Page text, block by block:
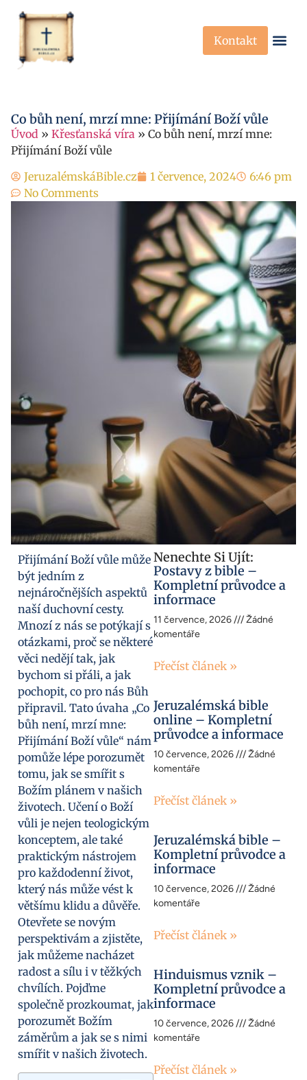
Kontakt
Co bůh není, mrzí mne: Přijímání Boží vůle
Úvod » Křesťanská víra » Co bůh není, mrzí mne:
Přijímání Boží vůle
JeruzalémskáBible.cz
1 července, 2024
6:46 pm
No Comments
Přijímání Boží vůle může
být jedním z
nejnáročnějších aspektů
naší duchovní cesty.
Mnozí z nás se potýkají s
otázkami, proč se některé
věci nedějí tak, jak
bychom si přáli, a jak
pochopit, co pro nás Bůh
připravil. Tato úvaha „Co
bůh není, mrzí mne:
Přijímání Boží vůle“ nám
pomůže lépe porozumět
tomu, jak se smířit s
Božím plánem v našich
životech. Učení o Boží
vůli je nejen teologickým
konceptem, ale také
praktickým nástrojem
pro každodenní život,
který nás může vést k
většímu klidu a důvěře.
Otevřete se novým
perspektivám a zjistěte,
jak můžeme nacházet
radost a sílu i v těžkých
chvílích. Pojďme
společně prozkoumat, jak
porozumět Božím
záměrům a jak se s nimi
smířit v našich životech.
Nenechte Si Ujít:
Postavy z bible –
Kompletní průvodce a
informace
11 července, 2026
Žádné
komentáře
Přečíst článek »
Jeruzalémská bible
online – Kompletní
průvodce a informace
10 července, 2026
Žádné
komentáře
Přečíst článek »
Jeruzalémská bible –
Kompletní průvodce a
informace
10 července, 2026
Žádné
komentáře
Přečíst článek »
Hinduismus vznik –
Kompletní průvodce a
informace
10 července, 2026
Žádné
komentáře
Přečíst článek »